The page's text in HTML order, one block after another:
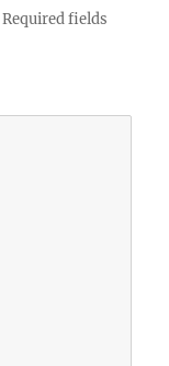
Required fields